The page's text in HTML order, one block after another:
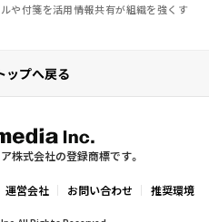
や付箋を活用――情報共有が組織を強くす
ップへ戻る
株式会社の登録商標です。
運営会社 お問い合わせ 推奨環境